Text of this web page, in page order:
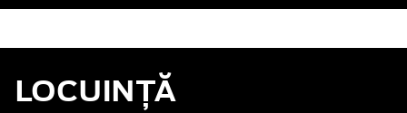
LOCUINȚĂ